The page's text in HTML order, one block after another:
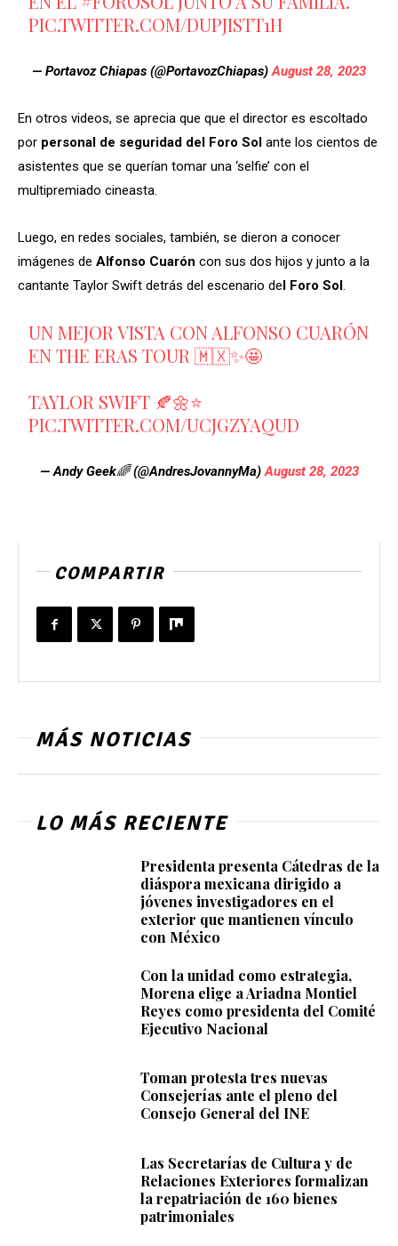
PIC.TWITTER.COM/DUPJISTT1H
— Portavoz Chiapas (@PortavozChiapas)August 28, 2023
En otros videos, se aprecia que que el director es escoltado
por personal de seguridad del Foro Sol ante los cientos de
asistentes que se querían tomar una ‘selfie’ con el
multipremiado cineasta.
Luego, en redes sociales, también, se dieron a conocer
imágenes de Alfonso Cuarón con sus dos hijos y junto a la
cantante Taylor Swift detrás del escenario del Foro Sol.
UN MEJOR VISTA CON ALFONSO CUARÓN
EN THE ERAS TOUR 🇲🇽✨🤩
TAYLOR SWIFT 🍂🌼⭐
PIC.TWITTER.COM/UCJGZYAQUD
— Andy Geek🌈 (@AndresJovannyMa)August 28, 2023
COMPARTIR
MÁS NOTICIAS
LO MÁS RECIENTE
Presidenta presenta Cátedras de la
diáspora mexicana dirigido a
jóvenes investigadores en el
exterior que mantienen vínculo
con México
Con la unidad como estrategia,
Morena elige a Ariadna Montiel
Reyes como presidenta del Comité
Ejecutivo Nacional
Toman protesta tres nuevas
Consejerías ante el pleno del
Consejo General del INE
Las Secretarías de Cultura y de
Relaciones Exteriores formalizan
la repatriación de 160 bienes
patrimoniales